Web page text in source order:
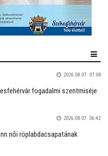
2026.08.07. 07:08
fogadalmi szentmiséje
2026.08.07. 06:42
női röplabdacsapatának